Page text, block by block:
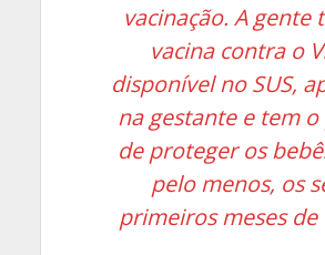
vacinação. A gente
vacina contra o
disponível no SUS,
na gestante e tem o
de proteger os
pelo menos, os
primeiros meses de